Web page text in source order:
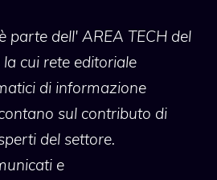
è parte dell' AREA TECH del
cui rete editoriale
di informazione
sul contributo di
del settore.
e